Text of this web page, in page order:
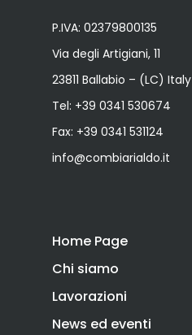
P.IVA: 02379800135
Via degli Artigiani, 11
23811 Ballabio – (LC) Italy
Tel: +39 0341 530674
Fax: +39 0341 531124
info@combiarialdo.it
Home Page
Chi siamo
Lavorazioni
News ed eventi